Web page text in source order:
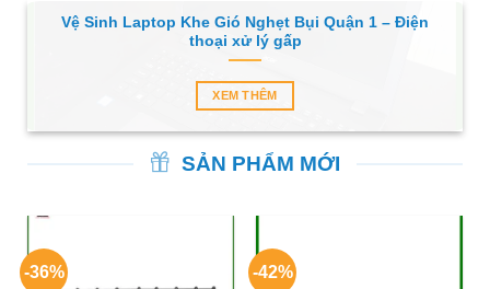
Vệ Sinh Laptop Khe Gió Nghẹt Bụi Quận 1 – Điện
thoại xử lý gấp
XEM THÊM
SẢN PHẨM MỚI
-36% -42%